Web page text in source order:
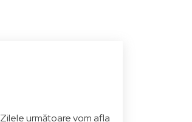
următoare vom afla